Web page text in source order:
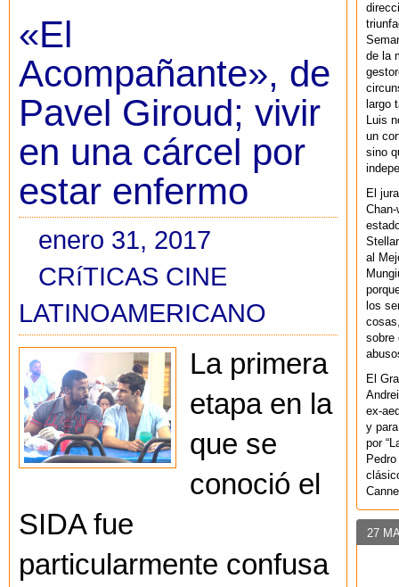
«El
Acompañante», de
Pavel Giroud; vivir
en una cárcel por
estar enfermo
enero 31, 2017
CRíTICAS CINE
LATINOAMERICANO
La primera
etapa en la
que se
conoció el
SIDA fue
particularmente confusa
de la
largo
Luis
un
sino
El
al
los
sobre
El
ex-
y
por
27